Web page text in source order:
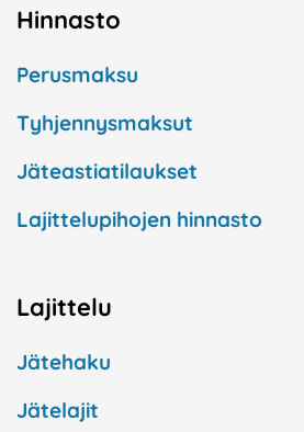
Hinnasto
Perusmaksu
Tyhjennysmaksut
Jäteastiatilaukset
Lajittelupihojen hinnasto
Lajittelu
Jätehaku
Jätelajit